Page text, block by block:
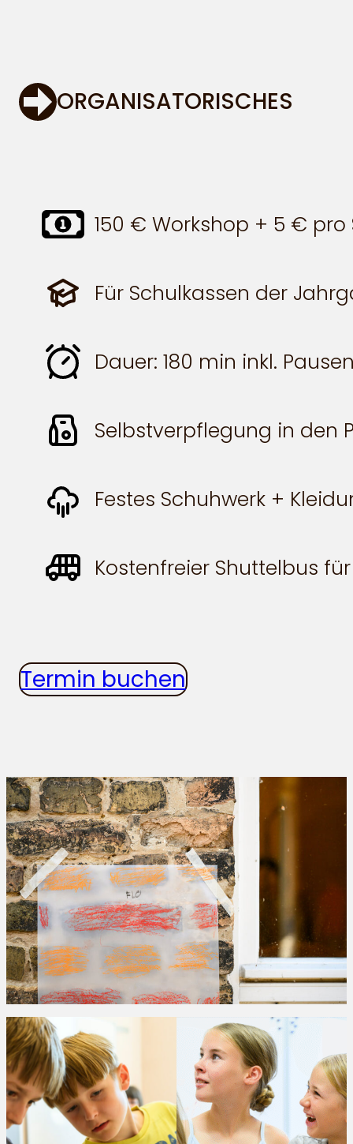
ORGANISATORISCHES
150 € Workshop + 5 €
Für Schulkassen der
Dauer: 180 min inkl.
Selbstverpflegung in den
Festes Schuhwerk +
Kostenfreier Shuttelbus
Termin buchen